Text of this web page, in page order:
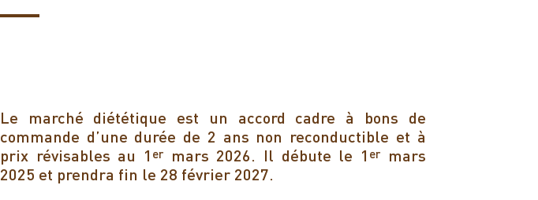
Le marché diététique est un accord cadre à bons de
commande d’une durée de 2 ans non reconductible et à
prix révisables au 1 ermars 2026. Il débute le 1 ermars
2025 et prendra fin le 28 février 2027.